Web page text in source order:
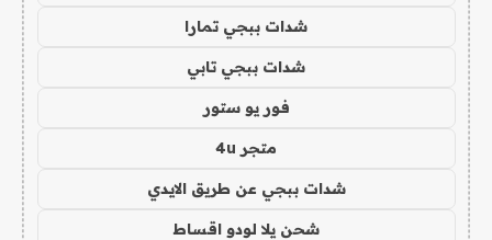
شدات ببجي تمارا
شدات ببجي تابي
فور يو ستور
متجر 4u
شدات ببجي عن طريق الايدي
شحن يلا لودو اقساط